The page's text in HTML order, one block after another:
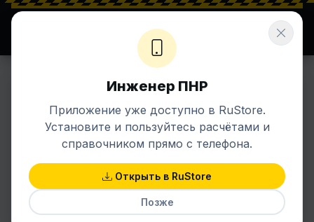
⚡ ENERGETIK.UZ
Инженер ПНР
Приложение уже доступно в RuStore.
Установите и пользуйтесь расчётами и
справочником прямо с телефона.
Открыть в RuStore
Позже
Визуальные индикаторы
расхода
Индикаторы расхода служат
исключительно в целях визуального